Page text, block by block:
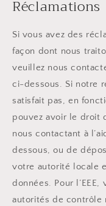
Réclamations
Si vous avez des
façon dont nous
veuillez nous
ci-dessous. Si notre
satisfait pas, en
pouvez avoir le droit
nous contactant à
dessous, ou de
votre autorité locale
données. Pour l’EEE,
autorités de contrôle